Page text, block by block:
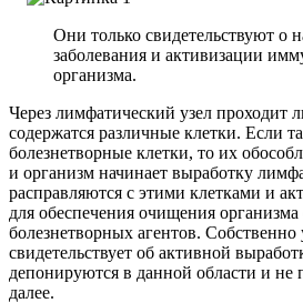
Они только свидетельствуют о
заболевания и активизации
организма.
Через лимфатический узел проходит
содержатся различные клетки. Если
болезнетворные клетки, то их
и организм начинает выработку
расправляются с этими клетками и
для обеспечения очищения
болезнетворных агентов.
свидетельствует об активной
депонируются в данной области и не
далее.